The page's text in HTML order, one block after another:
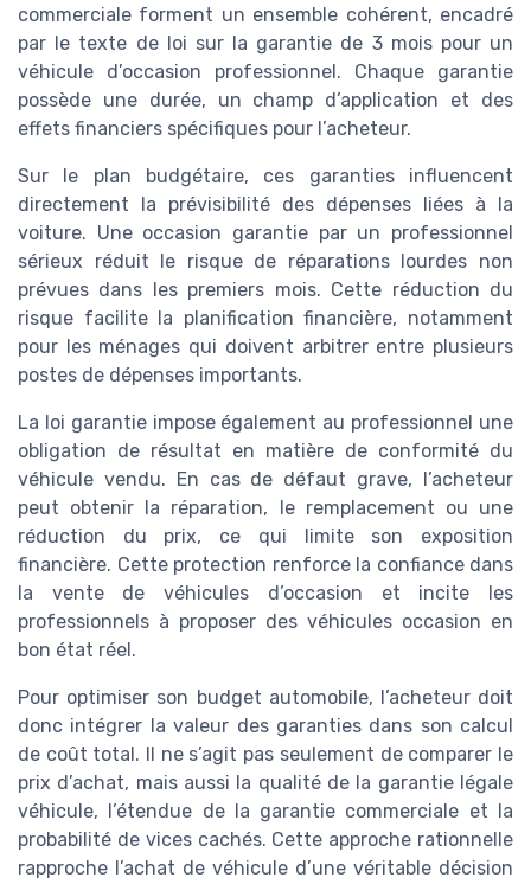
commerciale forment un ensemble cohérent, encadré
par le texte de loi sur la garantie de 3 mois pour un
véhicule d’occasion professionnel. Chaque garantie
possède une durée, un champ d’application et des
effets financiers spécifiques pour l’acheteur.
Sur le plan budgétaire, ces garanties influencent
directement la prévisibilité des dépenses liées à la
voiture. Une occasion garantie par un professionnel
sérieux réduit le risque de réparations lourdes non
prévues dans les premiers mois. Cette réduction du
risque facilite la planification financière, notamment
pour les ménages qui doivent arbitrer entre plusieurs
postes de dépenses importants.
La loi garantie impose également au professionnel une
obligation de résultat en matière de conformité du
véhicule vendu. En cas de défaut grave, l’acheteur
peut obtenir la réparation, le remplacement ou une
réduction du prix, ce qui limite son exposition
financière. Cette protection renforce la confiance dans
la vente de véhicules d’occasion et incite les
professionnels à proposer des véhicules occasion en
bon état réel.
Pour optimiser son budget automobile, l’acheteur doit
donc intégrer la valeur des garanties dans son calcul
de coût total. Il ne s’agit pas seulement de comparer le
prix d’achat, mais aussi la qualité de la garantie légale
véhicule, l’étendue de la garantie commerciale et la
probabilité de vices cachés. Cette approche rationnelle
rapproche l’achat de véhicule d’une véritable décision